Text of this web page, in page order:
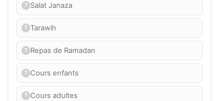
Salat Janaza
Tarawih
Repas de Ramadan
Cours enfants
Cours adultes